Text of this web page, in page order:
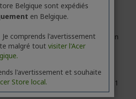
Non
1
Belgique sont expédiés
en Belgique.
Je comprends l'avertissement
malgré tout visiter l'Acer
l'avertissement et souhaite
Store local.